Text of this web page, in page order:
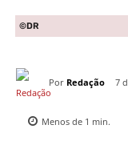
©DR
Por Redação 7
Menos de 1 min.